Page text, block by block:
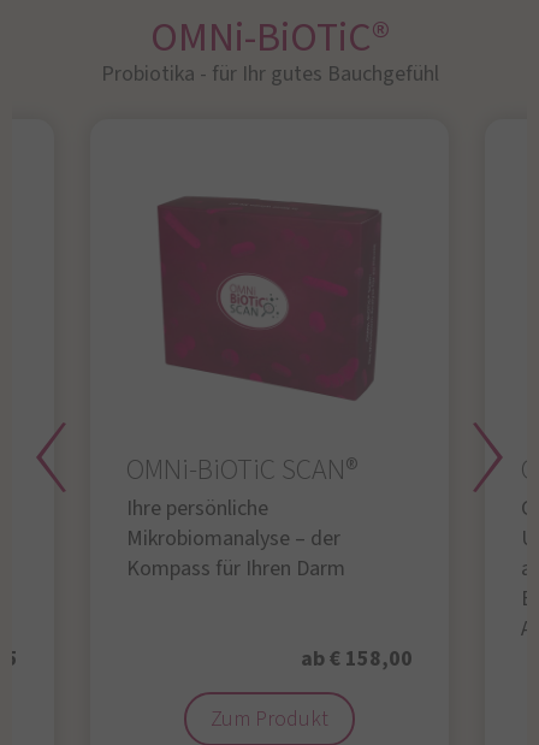
OMNi-BiOTiC®
Probiotika - für Ihr gutes Bauchgefühl​
OMNi-BiOTiC SCAN®
Ihre persönliche
Mikrobiomanalyse – der
Kompass für Ihren Darm
ab € 158,00
Zum Produkt